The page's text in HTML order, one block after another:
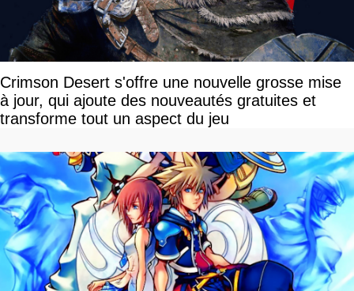
Crimson Desert s'offre une nouvelle grosse mise
à jour, qui ajoute des nouveautés gratuites et
transforme tout un aspect du jeu